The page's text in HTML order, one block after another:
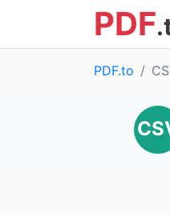
PDF
PDF.to